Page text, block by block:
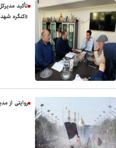
تأکید
«کنگره
روایتی از